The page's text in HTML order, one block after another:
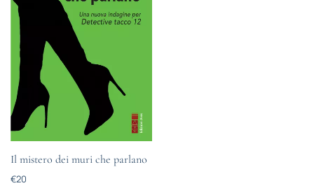
Il mistero dei muri che parlano
€20